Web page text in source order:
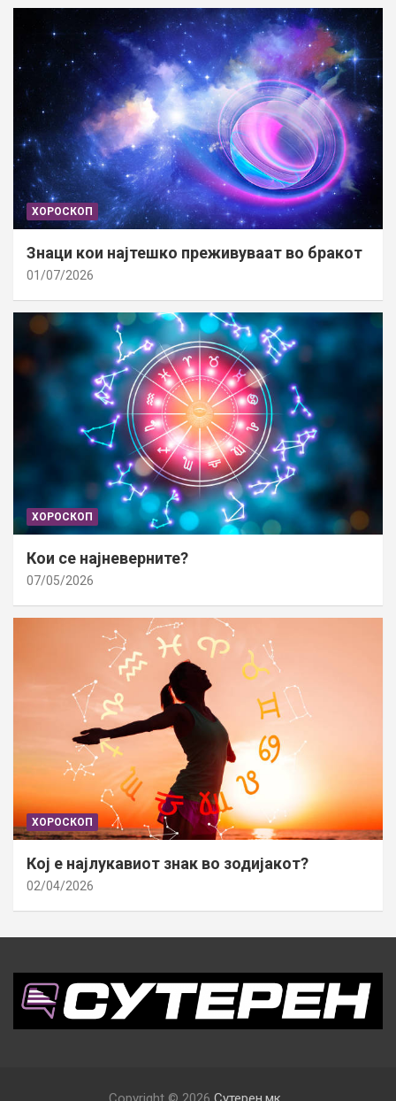
ХОРОСКОП
Знаци кои најтешко преживуваат во бракот
01/07/2026
ХОРОСКОП
Кои се најневерните?
07/05/2026
ХОРОСКОП
Кој е најлукавиот знак во зодијакот?
02/04/2026